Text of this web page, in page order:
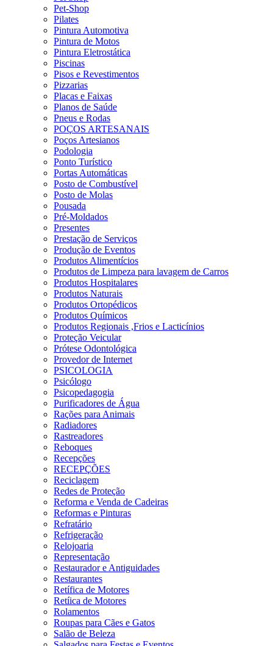
Pet-Shop
Pilates
Pintura Automotiva
Pintura de Motos
Pintura Eletrostática
Piscinas
Pisos e Revestimentos
Pizzarias
Placas e Faixas
Planos de Saúde
Pneus e Rodas
POÇOS ARTESANAIS
Poços Artesianos
Podologia
Ponto Turístico
Portas Automáticas
Posto de Combustível
Posto de Molas
Pousada
Pré-Moldados
Presentes
Prestação de Serviços
Produção de Eventos
Produtos Alimentícios
Produtos de Limpeza para lavagem de Carros
Produtos Hospitalares
Produtos Naturais
Produtos Ortopédicos
Produtos Químicos
Produtos Regionais ,Frios e Lacticínios
Proteção Veicular
Prótese Odontológica
Provedor de Internet
PSICOLOGIA
Psicólogo
Psicopedagogia
Purificadores de Água
Rações para Animais
Radiadores
Rastreadores
Reboques
Recepções
RECEPÇÕES
Reciclagem
Redes de Proteção
Reforma e Venda de Cadeiras
Reformas e Pinturas
Refratário
Refrigeração
Relojoaria
Representação
Restaurador e Antiguidades
Restaurantes
Retífica de Motores
Retíica de Motores
Rolamentos
Roupas para Cães e Gatos
Salão de Beleza